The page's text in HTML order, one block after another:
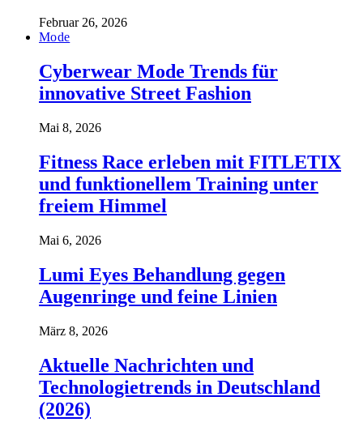
Februar 26, 2026
Mode
Cyberwear Mode Trends für
innovative Street Fashion
Mai 8, 2026
Fitness Race erleben mit FITLETIX
und funktionellem Training unter
freiem Himmel
Mai 6, 2026
Lumi Eyes Behandlung gegen
Augenringe und feine Linien
März 8, 2026
Aktuelle Nachrichten und
Technologietrends in Deutschland
(2026)